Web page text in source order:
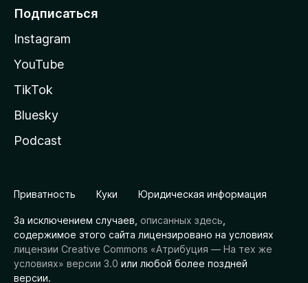
Подписаться
Instagram
YouTube
TikTok
Bluesky
Podcast
Приватность Куки Юридическая информация
За исключением случаев, описанных здесь
содержимое этого сайта лицензировано на условиях
лицензии Creative Commons «Атрибуция — На тех же
условиях» версии 3.0 или любой более поздней
версии.